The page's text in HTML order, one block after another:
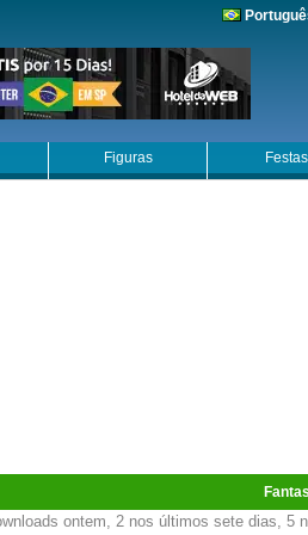
Figuras Festas
ontem, 2 nos últimos sete dias, 5